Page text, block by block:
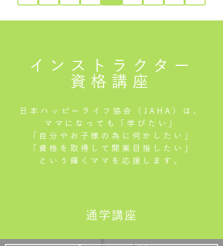
インストラクター
資格講座
日本ハッピーライフ協会（JAHA）は、
ママになっても「学びたい」
「自分やお子様の為に何かしたい」
「資格を取得して開業目指したい」
という輝くママを応援します。
通学講座